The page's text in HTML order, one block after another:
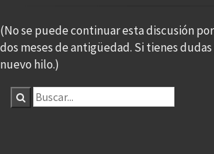
(No se puede continuar esta discusión
dos meses de antigüedad. Si tienes
nuevo hilo.)